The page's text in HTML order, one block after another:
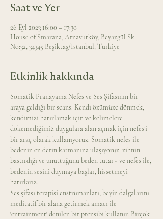
Saat ve Yer
26 Eyl 2023 16:00 – 17:30
House of Smarana, Arnavutköy, Beyazgül Sk.
No:32, 34345 Beşiktaş/İstanbul, Türkiye
Etkinlik hakkında
Somatik Pranayama Nefes ve Ses Şifasının bir
araya geldiği bir seans. Kendi özümüze dönmek,
kendimizi hatırlamak için ve kelimelere
dökemediğimiz duygulara alan açmak için nefes’i
bir araç olarak kullanıyoruz. Somatik nefes ile
bedenin en derin katmanına ulaşıyoruz: zihnin
bastırdığı ve unuttuğunu beden tutar - ve nefes ile,
bedenin sesini duymaya başlar, hissetmeyi
hatırlarız.
Ses şifası terapisi enstrümanları, beyin dalgalarını
meditatif bir alana getirmek amacı ile
'entrainment' denilen bir prensibi kullanır. Birçok